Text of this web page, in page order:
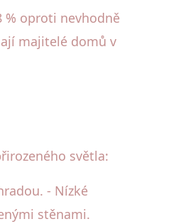
% oproti nevhodně
majitelé domů v
světla:
- Nízké
stěnami.